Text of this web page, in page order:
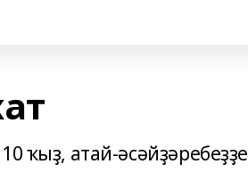
ҡыҙ, атай-әсәйҙәребеҙҙе